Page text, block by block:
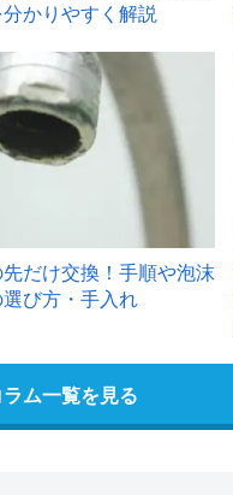
かりやすく解説
だけ交換！手順や泡沫
び方・手入れ
ラム一覧を見る